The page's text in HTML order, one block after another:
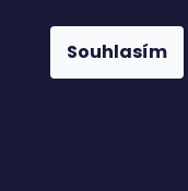
Souhlasím